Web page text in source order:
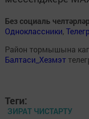
Без социаль
Одноклассники,
Район тормышына
Балтаси_Хезмэт
Теги:
ЗИРАТ ЧИСТАРТУ